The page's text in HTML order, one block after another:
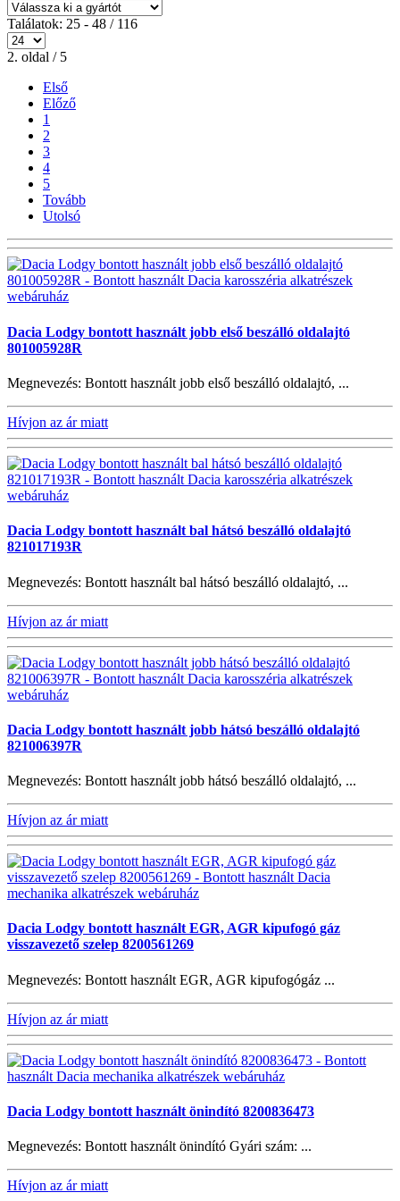
Találatok: 25 - 48 / 116
2. oldal / 5
Első
Előző
1
2
3
4
5
Tovább
Utolsó
Dacia Lodgy bontott használt jobb első beszálló oldalajtó
801005928R
Megnevezés: Bontott használt jobb első beszálló oldalajtó, ...
Hívjon az ár miatt
Dacia Lodgy bontott használt bal hátsó beszálló oldalajtó
821017193R
Megnevezés: Bontott használt bal hátsó beszálló oldalajtó, ...
Hívjon az ár miatt
Dacia Lodgy bontott használt jobb hátsó beszálló oldalajtó
821006397R
Megnevezés: Bontott használt jobb hátsó beszálló oldalajtó, ...
Hívjon az ár miatt
Dacia Lodgy bontott használt EGR, AGR kipufogó gáz
visszavezető szelep 8200561269
Megnevezés: Bontott használt EGR, AGR kipufogógáz ...
Hívjon az ár miatt
Dacia Lodgy bontott használt önindító 8200836473
Megnevezés: Bontott használt önindító Gyári szám: ...
Hívjon az ár miatt